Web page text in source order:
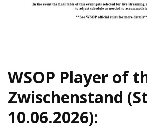
WSOP Player of
Zwischenstand
10.06.2026):